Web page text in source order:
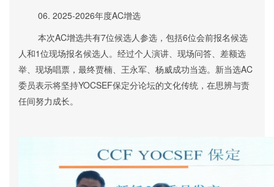
06. 2025-2026年度AC增选
本次AC增选共有7位候选人参选，包括6位会前报名候选
人和1位现场报名候选人 。经过个人演讲、现场问答、差额选
举、现场唱票，最终贾楠、王永军、杨威成功当选。新当选AC
委员表示将坚持YOCSEF保定分论坛的文化传统，在思辨与责
任间努力成长。